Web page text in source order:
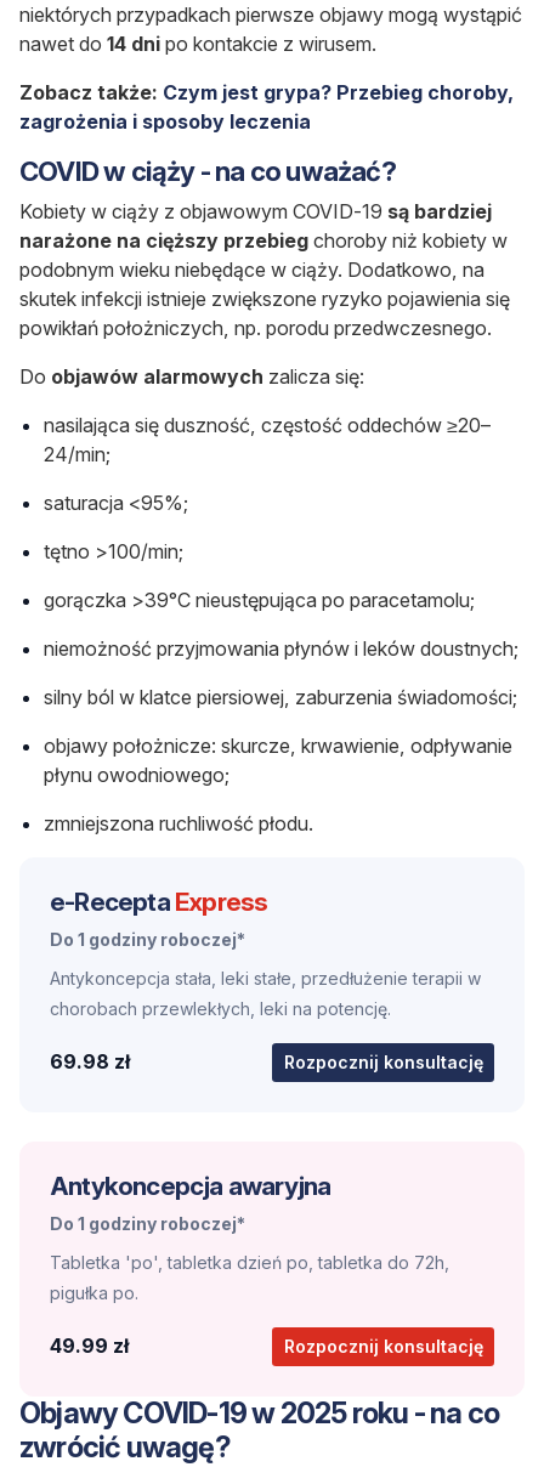
niektórych przypadkach pierwsze objawy mogą wystąpić
nawet do 14 dni po kontakcie z wirusem.
Zobacz także: Czym jest grypa? Przebieg choroby,
zagrożenia i sposoby leczenia
COVID w ciąży - na co uważać?
Kobiety w ciąży z objawowym COVID-19 są bardziej
narażone na cięższy przebieg choroby niż kobiety w
podobnym wieku niebędące w ciąży. Dodatkowo, na
skutek infekcji istnieje zwiększone ryzyko pojawienia się
powikłań położniczych, np. porodu przedwczesnego.
Do objawów alarmowych zalicza się:
nasilająca się duszność, częstość oddechów ≥20–
24/min;
saturacja <95%;
tętno >100/min;
gorączka >39°C nieustępująca po paracetamolu;
niemożność przyjmowania płynów i leków doustnych;
silny ból w klatce piersiowej, zaburzenia świadomości;
objawy położnicze: skurcze, krwawienie, odpływanie
płynu owodniowego;
zmniejszona ruchliwość płodu.
e-Recepta Express
Do 1 godziny roboczej*
Antykoncepcja stała, leki stałe, przedłużenie terapii w
chorobach przewlekłych, leki na potencję.
69.98 zł Rozpocznij konsultację
Antykoncepcja awaryjna
Do 1 godziny roboczej*
Tabletka 'po', tabletka dzień po, tabletka do 72h,
pigułka po.
49.99 zł Rozpocznij konsultację
Objawy COVID-19 w 2025 roku - na co
zwrócić uwagę?